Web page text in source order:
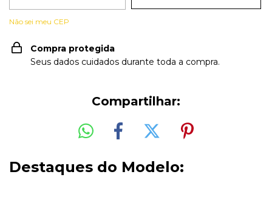
Não sei meu CEP
Compra protegida
Seus dados cuidados durante toda a compra.
Compartilhar:
Destaques do Modelo: